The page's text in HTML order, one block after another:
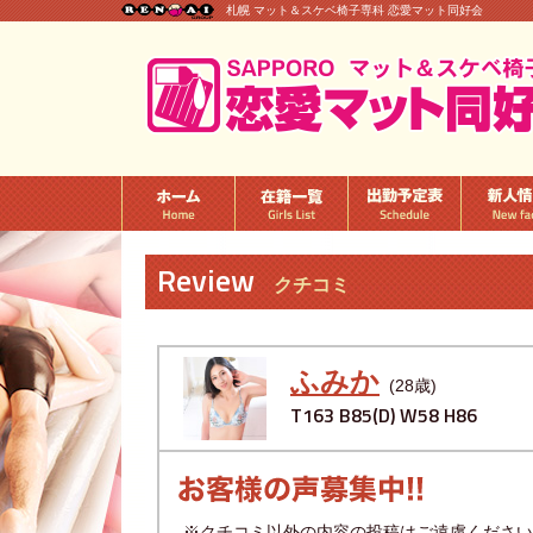
札幌 マット＆スケベ椅子専科 恋愛マット同好会
Review クチコミ
ふみか (28歳)
T163 B85(D) W58 H86